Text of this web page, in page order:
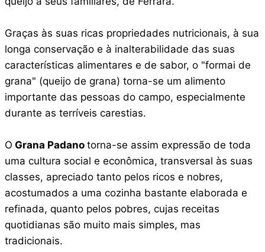
Graças às suas ricas propriedades nutricionais, à sua
longa conservação e à inalterabilidade das suas
características alimentares e de sabor, o "formai de
grana" (queijo de grana) torna-se um alimento
importante das pessoas do campo, especialmente
durante as terríveis carestias.
O Grana Padano torna-se assim expressão de toda
uma cultura social e econômica, transversal às suas
classes, apreciado tanto pelos ricos e nobres,
acostumados a uma cozinha bastante elaborada e
refinada, quanto pelos pobres, cujas receitas
quotidianas são muito mais simples, mas
tradicionais.